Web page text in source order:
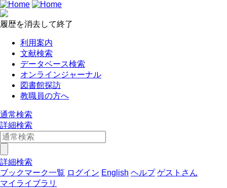
履歴を消去して終了
利用案内
文献検索
データベース検索
オンラインジャーナル
図書館探訪
教職員の方へ
通常検索
詳細検索
詳細検索
ブックマーク一覧 ログイン English ヘルプ ゲストさん
マイライブラリ